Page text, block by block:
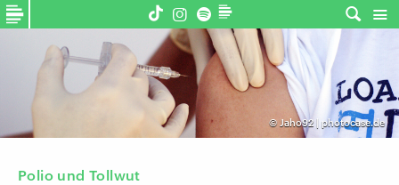
© Jaho92 | photocase.de
Polio und Tollwut